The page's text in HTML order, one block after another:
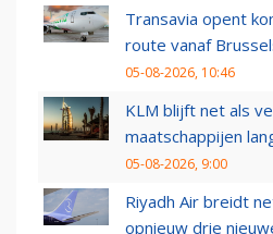
Transavia opent
route vanaf
05-08-2026, 10:46
KLM blijft net als
maatschappijen
05-08-2026, 9:00
Riyadh Air breidt
opnieuw drie